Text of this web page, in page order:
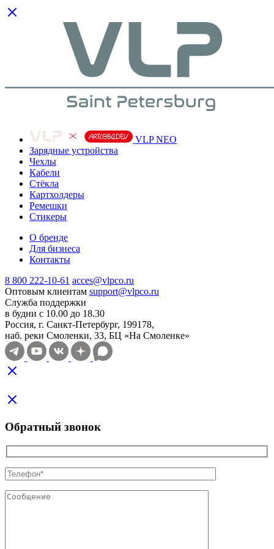
VLP NEO
Зарядные устройства
Чехлы
Кабели
Cтёкла
Картхолдеры
Ремешки
Стикеры
О бренде
Для бизнеса
Контакты
8 800 222-10-61 acces@vlpco.ru
Оптовым клиентам support@vlpco.ru
Служба поддержки
в будни с 10.00 до 18.30
Россия, г. Санкт-Петербург, 199178,
наб. реки Смоленки, 33, БЦ «На Смоленке»
Обратный звонок